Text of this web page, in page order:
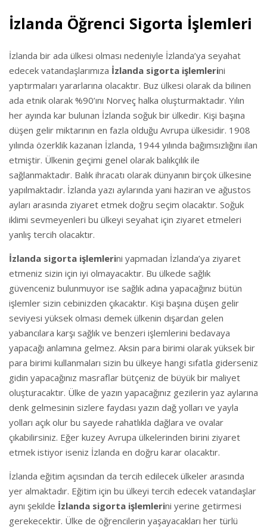
İzlanda Öğrenci Sigorta İşlemleri
İzlanda bir ada ülkesi olması nedeniyle İzlanda’ya seyahat
edecek vatandaşlarımıza İzlanda sigorta işlemlerini
yaptırmaları yararlarına olacaktır. Buz ülkesi olarak da bilinen
ada etnik olarak %90’ını Norveç halka oluşturmaktadır. Yılın
her ayında kar bulunan İzlanda soğuk bir ülkedir. Kişi başına
düşen gelir miktarının en fazla olduğu Avrupa ülkesidir. 1908
yılında özerklik kazanan İzlanda, 1944 yılında bağımsızlığını ilan
etmiştir. Ülkenin geçimi genel olarak balıkçılık ile
sağlanmaktadır. Balık ihracatı olarak dünyanın birçok ülkesine
yapılmaktadır. İzlanda yazı aylarında yani haziran ve ağustos
ayları arasında ziyaret etmek doğru seçim olacaktır. Soğuk
iklimi sevmeyenleri bu ülkeyi seyahat için ziyaret etmeleri
yanlış tercih olacaktır.
İzlanda sigorta işlemlerini yapmadan İzlanda’ya ziyaret
etmeniz sizin için iyi olmayacaktır. Bu ülkede sağlık
güvenceniz bulunmuyor ise sağlık adına yapacağınız bütün
işlemler sizin cebinizden çıkacaktır. Kişi başına düşen gelir
seviyesi yüksek olması demek ülkenin dışardan gelen
yabancılara karşı sağlık ve benzeri işlemlerini bedavaya
yapacağı anlamına gelmez. Aksin para birimi olarak yüksek bir
para birimi kullanmaları sizin bu ülkeye hangi sıfatla giderseniz
gidin yapacağınız masraflar bütçeniz de büyük bir maliyet
oluşturacaktır. Ülke de yazın yapacağınız gezilerin yaz aylarına
denk gelmesinin sizlere faydası yazın dağ yolları ve yayla
yolları açık olur bu sayede rahatlıkla dağlara ve ovalar
çıkabilirsiniz. Eğer kuzey Avrupa ülkelerinden birini ziyaret
etmek istiyor iseniz İzlanda en doğru karar olacaktır.
İzlanda eğitim açısından da tercih edilecek ülkeler arasında
yer almaktadır. Eğitim için bu ülkeyi tercih edecek vatandaşlar
aynı şekilde İzlanda sigorta işlemlerini yerine getirmesi
gerekecektir. Ülke de öğrencilerin yaşayacakları her türlü